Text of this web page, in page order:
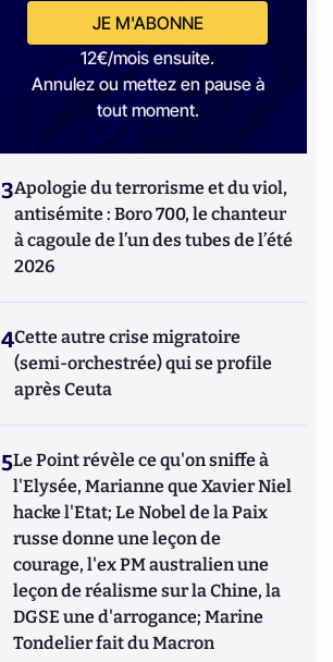
JE M'ABONNE
12€/mois ensuite.
Annulez ou mettez en pause à
tout moment.
3Apologie du terrorisme et du viol,
antisémite : Boro 700, le chanteur
à cagoule de l’un des tubes de l’été
2026
4Cette autre crise migratoire
(semi-orchestrée) qui se profile
après Ceuta
5Le Point révèle ce qu'on sniffe à
l'Elysée, Marianne que Xavier Niel
hacke l'Etat; Le Nobel de la Paix
russe donne une leçon de
courage, l'ex PM australien une
leçon de réalisme sur la Chine, la
DGSE une d'arrogance; Marine
Tondelier fait du Macron